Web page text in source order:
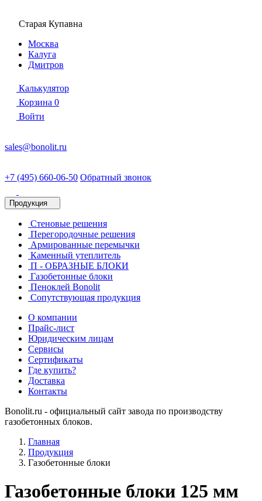
Старая Купавна
Москва
Калуга
Дмитров
Калькулятор
Корзина 0
Войти
sales@bonolit.ru
+7 (495) 660-06-50 Обратный звонок
Продукция
Стеновые решения
Перегородочные решения
Армированные перемычки
Каменный утеплитель
П - ОБРАЗНЫЕ БЛОКИ
Газобетонные блоки
Пеноклей Bonolit
Сопутствующая продукция
О компании
Прайс-лист
Юридическим лицам
Сервисы
Сертификаты
Где купить?
Доставка
Контакты
Bonolit.ru - официальный сайт завода по производству
газобетонных блоков.
Главная
Продукция
Газобетонные блоки
Газобетонные блоки 125 мм